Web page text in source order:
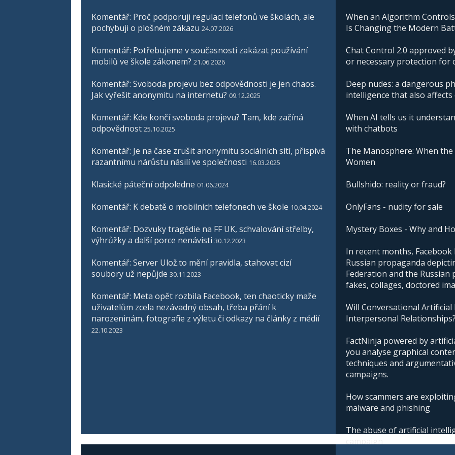
Komentář: Proč podporuji regulaci telefonů ve školách, ale
pochybuji o plošném zákazu 24.07.2026
Komentář: Potřebujeme v současnosti zakázat používání
mobilů ve škole zákonem? 21.06.2026
Komentář: Svoboda projevu bez odpovědnosti je jen chaos.
Jak vyřešit anonymitu na internetu? 09.12.2025
Komentář: Kde končí svoboda projevu? Tam, kde začíná
odpovědnost 25.10.2025
Komentář: Je na čase zrušit anonymitu sociálních sítí, přispívá
razantnímu nárůstu násilí ve společnosti 16.03.2025
Klasické páteční odpoledne 01.06.2024
Komentář: K debatě o mobilních telefonech ve škole 10.04.2024
Komentář: Dozvuky tragédie na FF UK, schvalování střelby,
výhrůžky a další porce nenávisti 30.12.2023
Komentář: Server Ulož.to mění pravidla, stahovat cizí
soubory už nepůjde 30.11.2023
Komentář: Meta opět rozbila Facebook, ten chaoticky maže
uživatelům zcela nezávadný obsah, třeba přání k
narozeninám, fotografie z výletu či odkazy na články z médií
22.10.2023
When an Algorithm
Is Changing the Modern
Chat Control 2.0 approved
or necessary protection for
Deep nudes: a dangerous
intelligence that also affects
When AI tells us it
with chatbots
The Manosphere: When
Women
Bullshido: reality or fraud?
OnlyFans - nudity for sale
Mystery Boxes - Why and
In recent months,
Russian propaganda
Federation and the Russian
fakes, collages, doctored
Will Conversational
Interpersonal
FactNinja powered by
you analyse graphical
techniques and
campaigns.
How scammers are
malware and phishing
The abuse of artificial